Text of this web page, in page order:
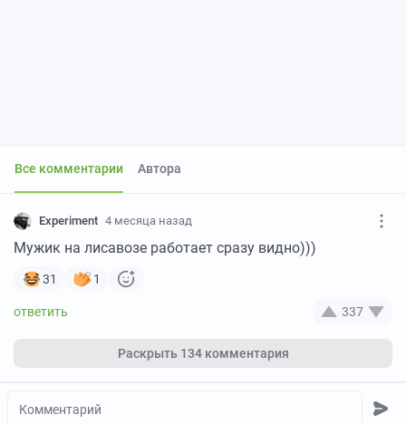
Все комментарии Автора
Experiment 4 месяца назад
Мужик на лисавозе работает сразу видно)))
31 1
337
Раскрыть 134 комментария